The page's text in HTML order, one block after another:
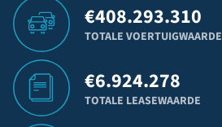
€408.293.310
TOTALE VOERTUIGWAARDE
€6.924.278
TOTALE LEASEWAARDE